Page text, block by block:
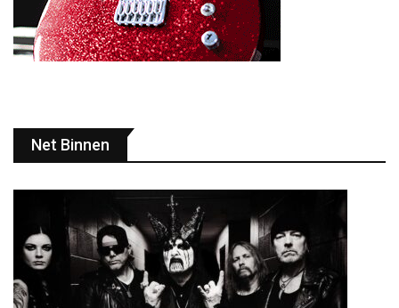
Net Binnen